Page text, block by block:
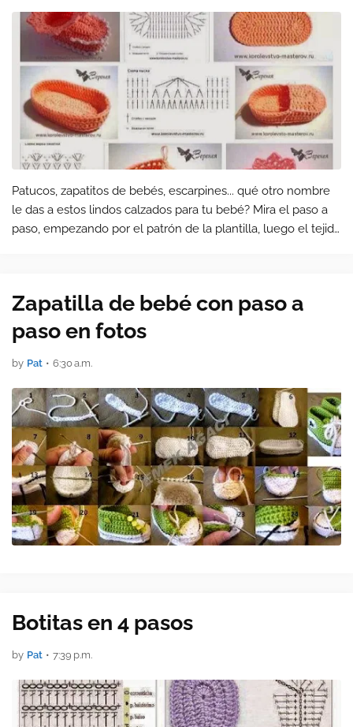
Patucos, zapatitos de bebés, escarpines... qué otro nombre
le das a estos lindos calzados para tu bebé? Mira el paso a
paso, empezando por el patrón de la plantilla, luego el tejido
Zapatilla de bebé con paso a
paso en fotos
by Pat • 6:30 a.m.
Botitas en 4 pasos
by Pat • 7:39 p.m.